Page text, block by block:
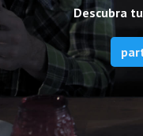
Descubra